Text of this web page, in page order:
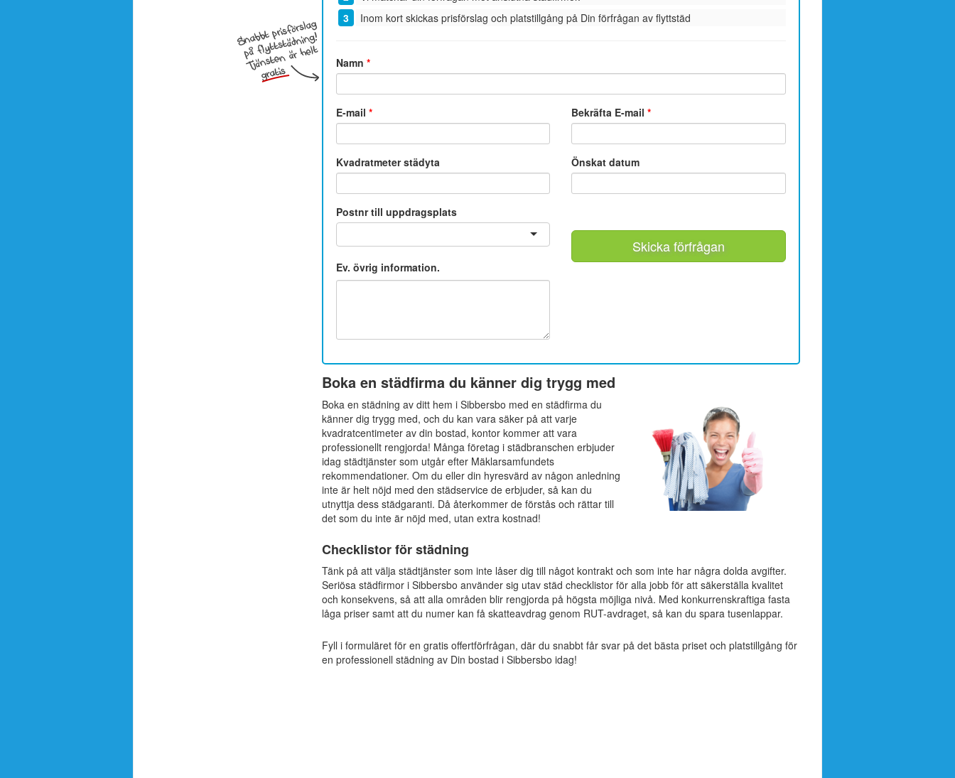
Inom kort skickas prisförslag och platstillgång på Din förfrågan av flyttstäd
Namn *
E-mail * Bekräfta E-mail*
Kvadratmeter städyta Önskat datum
Postnr till uppdragsplats
Ev. övrig information.
Skicka förfrågan
Boka en städfirma du känner dig trygg med
Boka en städning av ditt hem i Sibbersbo med en städfirma du
känner dig trygg med, och du kan vara säker på att varje
kvadratcentimeter av din bostad, kontor kommer att vara
professionellt rengjorda! Många företag i städbranschen erbjuder
idag städtjänster som utgår efter Mäklarsamfundets
rekommendationer. Om du eller din hyresvärd av någon anledning
inte är helt nöjd med den städservice de erbjuder, så kan du
utnyttja dess städgaranti. Då återkommer de förstås och rättar till
det som du inte är nöjd med, utan extra kostnad!
Checklistor för städning
Tänk på att välja städtjänster som inte låser dig till något kontrakt och som inte har några dolda avgifter.
Seriösa städfirmor i Sibbersbo använder sig utav städ checklistor för alla jobb för att säkerställa kvalitet
och konsekvens, så att alla områden blir rengjorda på högsta möjliga nivå. Med konkurrenskraftiga fasta
låga priser samt att du numer kan få skatteavdrag genom RUT-avdraget, så kan du spara tusenlappar.
Fyll i formuläret för en gratis offertförfrågan, där du snabbt får svar på det bästa priset och platstillgång för
en professionell städning av Din bostad i Sibbersbo idag!